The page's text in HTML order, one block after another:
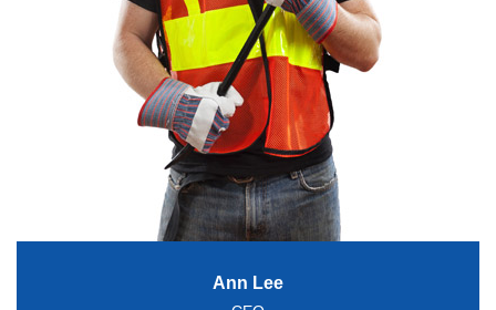
Ann Lee